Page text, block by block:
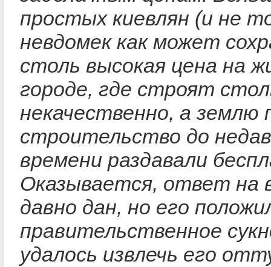
простых киевлян (и не
невдомек как может
столь высокая цена на
городе, где строят
некачественно, а землю
строительство до
времени раздавали
Оказывается, ответ на
давно дан, но его
правительственное
удалось извлечь его